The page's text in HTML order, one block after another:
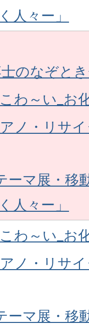
人々ー」
のなぞと
こわ～い_お
ノ・リサ
ーマ展・移
人々ー」
こわ～い_お
ノ・リサ
ーマ展・移